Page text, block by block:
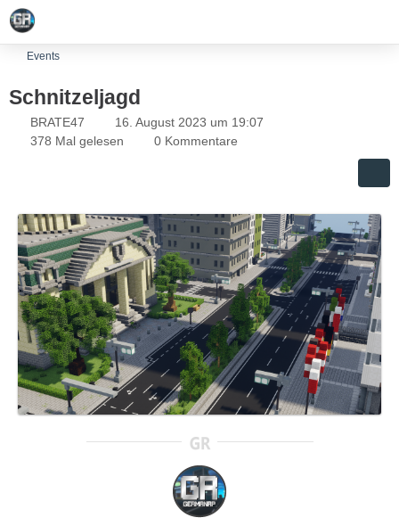
Events
Schnitzeljagd
BRATE47
16. August 2023 um 19:07
378 Mal gelesen
0 Kommentare